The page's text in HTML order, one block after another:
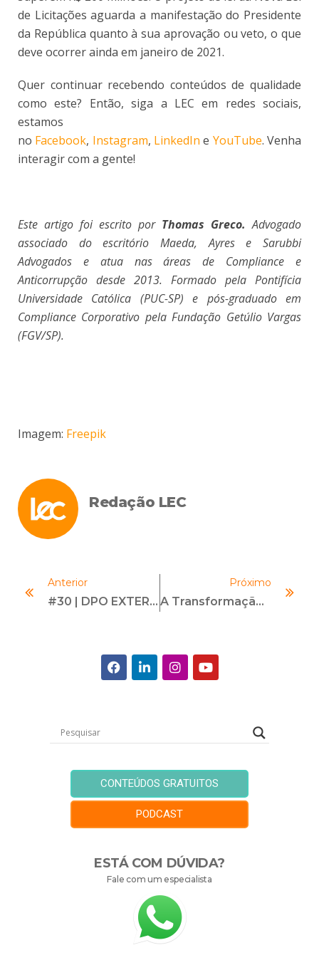
de Licitações aguarda a manifestação do Presidente
da República quanto à sua aprovação ou veto, o que
deve ocorrer ainda em janeiro de 2021.
Quer continuar recebendo conteúdos de qualidade
como este? Então, siga a LEC em redes sociais,
estamos
no Facebook, Instagram, LinkedIn e YouTube. Venha
interagir com a gente!
Este artigo foi escrito por Thomas Greco.Advogado
associado do escritório Maeda, Ayres e Sarubbi
Advogados e atua nas áreas de Compliance e
Anticorrupção desde 2013. Formado pela Pontifícia
Universidade Católica (PUC-SP) e pós-graduado em
Compliance Corporativo pela Fundação Getúlio Vargas
(FGV/SP).
Imagem: Freepik
Redação LEC
Anterior
#30 | DPO EXTERNO | Com Paula Braga
Próximo
A Transformação Do Compliance No Sistema S
CONTEÚDOS GRATUITOS
PODCAST
ESTÁ COM DÚVIDA?
Fale com um especialista